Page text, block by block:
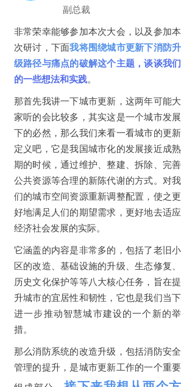
副总裁
非常荣幸能够参加本次大会，以及参加本
次研讨，下面我将围绕城市更新下消防升
级路径与痛点的破解这个主题，谈谈我们
的一些想法和实践。
那首先我讲一下城市更新，这两年可能大
家听的会比较多，其实这是一个城市发展
下的必然，那么我们来看一看城市的更新
定义吧，它是我国城市化的发展接近成熟
期的时候，通过维护、整建、拆除、完善
公共资源等合理的新陈代谢的方式。对我
们的城市空间资源重新调整配置，使之更
好地满足人们的期望需求，更好地去适应
经济社会发展的实际。
它涵盖的内容是非常多的，包括了老旧小
区的改造、基础设施的升级、生态修复、
历史文化保护等等八大核心任务，旨在提
升城市的宜居性和韧性，它也是我们当下
进一步推动智慧城市建设的一个新的举
措。
那么消防系统的改造升级，包括消防安全
管理的提升，是城市更新工作的一个重要